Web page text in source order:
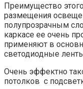
Преимущество
размещения
полупрозрачным
каркасе ее очень
применяют в
светодиодные
Очень эффектно
потолков с